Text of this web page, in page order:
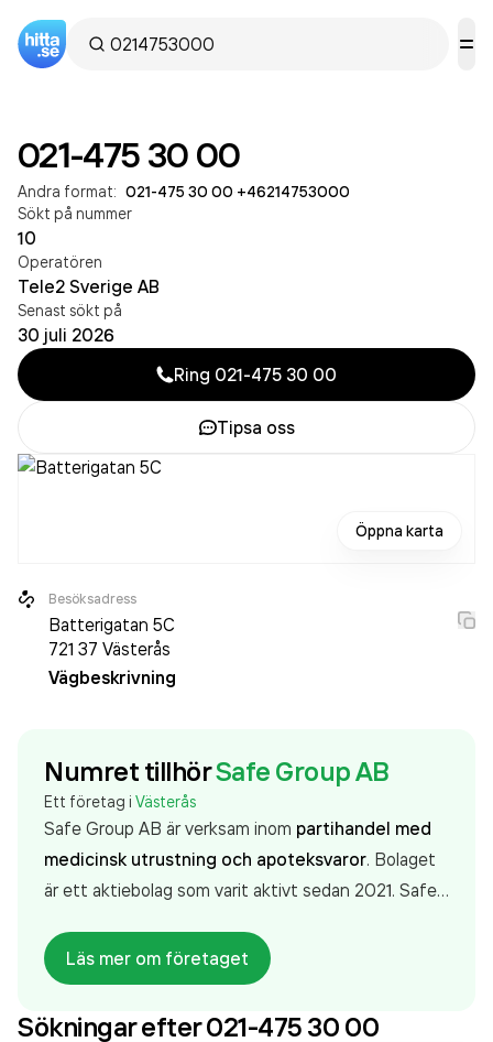
021-475 30 00
Andra format: 021-475 30 00 +46214753000
Sökt på nummer
10
Operatören
Tele2 Sverige AB
Senast sökt på
30 juli 2026
Ring 021-475 30 00
Tipsa oss
Öppna karta
Besöksadress
Batterigatan 5C
721 37 Västerås
Vägbeskrivning
Numret tillhörSafe Group AB
Ett företag i Västerås
Safe Group AB är verksam inom partihandel med
medicinsk utrustning och apoteksvaror. Bolaget
är ett aktiebolag som varit aktivt sedan 2021. Safe
räkenskapsåret (2025).
Läs mer om företaget
Sökningar efter 021-475 30 00